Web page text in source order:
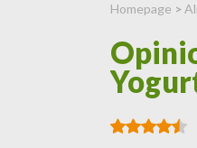
Homepage >